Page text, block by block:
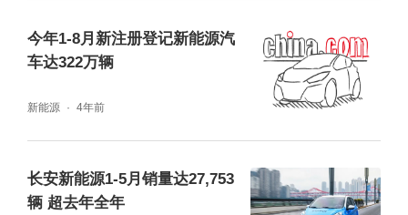
今年1-8月新注册登记新能源汽
车达322万辆
新能源 4年前
长安新能源1-5月销量达27,753
辆 超去年全年